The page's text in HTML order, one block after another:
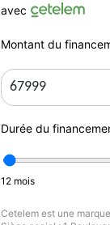
Couleur
Garantie
4 mois
avec
Montant du
Durée du
12 mois
Cetelem est une